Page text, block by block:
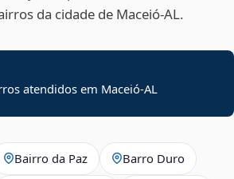
da cidade de Maceió‑AL.
atendidos em Maceió-AL
Bairro da Paz Barro Duro